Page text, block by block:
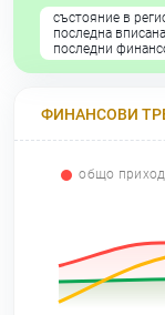
състояние в
последна
последни
ФИНАНСОВИ
общо